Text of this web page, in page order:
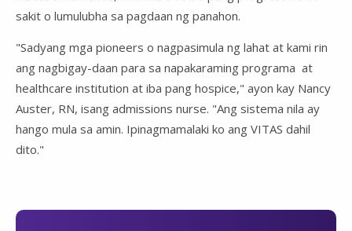
sakit o lumulubha sa pagdaan ng panahon.
"Sadyang mga pioneers o nagpasimula ng lahat at kami rin
ang nagbigay-daan para sa napakaraming programa at
healthcare institution at iba pang hospice," ayon kay Nancy
Auster, RN, isang admissions nurse. "Ang sistema nila ay
hango mula sa amin. Ipinagmamalaki ko ang VITAS dahil
dito."